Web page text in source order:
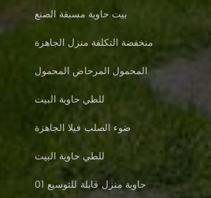
بيت حاوية مسبقة الصنع
منخفضة التكلفة منزل الجاهزة
المحمول المرحاض المحمول
للطي حاوية البيت
ضوء الصلب فيلا الجاهزة
للطي حاوية البيت
حاوية منزل قابلة للتوسيع 01